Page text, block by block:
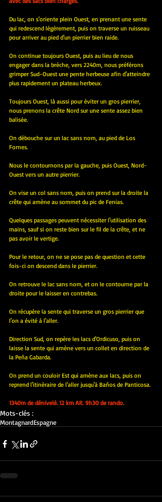
Du lac, on s'oriente plein Ouest, en prenant une sente
qui redescend légèrement, puis on traverse un ruisseau
pour arriver au pied d'un pierrier bien raide.
On continue toujours Ouest, puis au lieu de nous
engager dans la brèche, vers 2240m, nous préférons
grimper Sud-Ouest une pente herbeuse afin d'atteindre
plus rapidement un plateau herbeux.
Toujours Ouest, là aussi pour éviter un gros pierrier,
nous prenons la crête Nord sur une sente assez bien
balisée.
On débouche sur un lac sans nom, au pied de Los
Fornes.
Nous le contournons par la gauche, puis Ouest, Nord-
Ouest vers un autre pierrier.
On vise un col sans nom, puis on prend sur la droite la
crête qui amène au sommet du pic de Fenias.
Quelques passages peuvent nécessiter l'utilisation des
mains, sauf si on reste bien sur le fil de la crête, et ne
pas avoir le vertige.
Pour le retour, on ne se pose pas de question et cette
fois-ci on descend dans le pierrier.
On retrouve le lac sans nom, et on le contourne par la
droite pour le laisser en contrebas.
On récupère la sente qui traverse un gros pierrier que
l'on a évité à l'aller.
Direction Sud, on repère les lacs d'Ordicuso, puis on
laisse la sente qui amène vers un collet en direction de
la Peña Gabarda.
On prend un couloir Est qui amène aux lacs, puis on
reprend l'itinéraire de l'aller jusqu'à Baños de Panticosa.
1340m de dénivelé. 12 km AR. 9h30 de rando.
Mots-clés :
MontagnardEspagne